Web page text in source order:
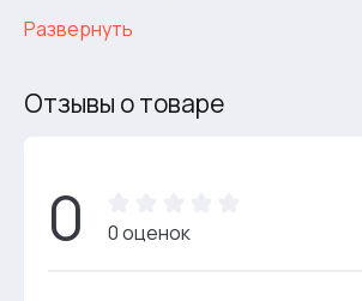
Развернуть
Отзывы о товаре
0 0 оценок